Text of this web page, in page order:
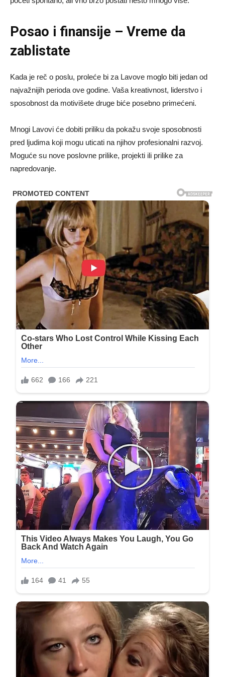
Posao i finansije – Vreme da
zablistate
Kada je reč o poslu, proleće bi za Lavove moglo biti jedan od
najvažnijih perioda ove godine. Vaša kreativnost, liderstvo i
sposobnost da motivišete druge biće posebno primećeni.
Mnogi Lavovi će dobiti priliku da pokažu svoje sposobnosti
pred ljudima koji mogu uticati na njihov profesionalni razvoj.
Moguće su nove poslovne prilike, projekti ili prilike za
napredovanje.